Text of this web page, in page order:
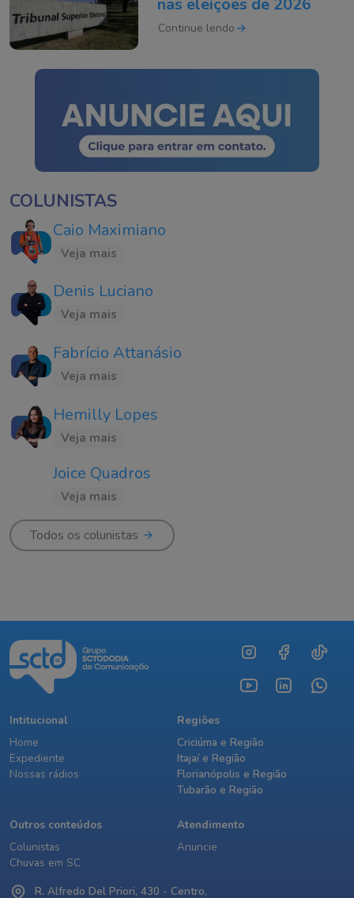
nas eleições de 2026
Continue lendo
COLUNISTAS
Caio Maximiano
Veja mais
Denis Luciano
Veja mais
Fabrício Attanásio
Veja mais
Hemilly Lopes
Veja mais
Joice Quadros
Veja mais
Todos os colunistas
Intitucional
Home
Expediente
Nossas rádios
Regiões
Criciúma e Região
Itajaí e Região
Florianópolis e Região
Tubarão e Região
Outros conteúdos
Colunistas
Chuvas em SC
Atendimento
Anuncie
R. Alfredo Del Priori, 430 - Centro,